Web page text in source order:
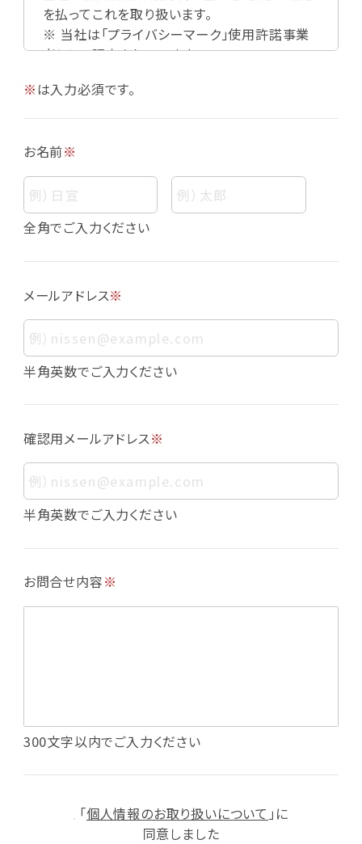
を払ってこれを取り扱います。
※ 当社は「プライバシーマーク」使用許諾事業
者として認定されています。
個人情報
個人情報とは、お客様個人に関する情報であっ
て、当該情報を構成する氏名、住所、電話番号、
す。また、その情報のみでは識別できない場合で
も、他の情報と容易に照合することで、結果的に
お客様個人を識別できるものも個人情報に含ま
れます。
個人情報の利用目的について
下の通りであり、これらの目的達成の範囲を超
えてお客様の個人情報を利用することはありま
せん。
・会員登録者の個人認証
・会員ポイントプログラムの運営
・メールマガジンの配信
・本サービスに関する規約等の変更の通知
・投稿したクチコミ情報、写真の本サービスへの
・メールマガジン、お知らせ、広告等の配信
（2）ユーザーからのお問い合わせへの対応
※は入力必須です。
お名前※
全角でご入力ください
メールアドレス※
半角英数でご入力ください
確認用メールアドレス※
半角英数でご入力ください
お問合せ内容※
300文字以内でご入力ください
「個人情報のお取り扱いについて 」に
同意しました